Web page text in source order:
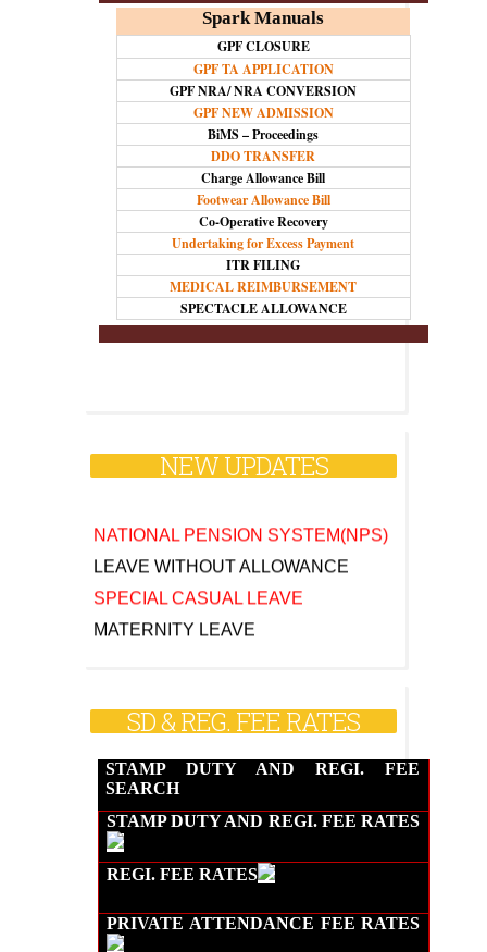
Spark Manuals
GPF CLOSURE
GPF TA APPLICATION
GPF NRA/ NRA CONVERSION
GPF NEW ADMISSION
BiMS – Proceedings
DDO TRANSFER
Charge Allowance Bill
Footwear Allowance Bill
Co-Operative Recovery
Undertaking for Excess Payment
ITR FILING
MEDICAL REIMBURSEMENT
SPECTACLE ALLOWANCE
NEW UPDATES
TDS/AIR
STAMP EXEMPTION ORDERS
PRISM
LEAVE WITHOUT ALLOWANCE
SPECIAL CASUAL LEAVE
MATERNITY LEAVE
PATERNITY LEAVE
FAMILY BENEFIT SCHEME (FBS)
GPAIS
LTC
HOUSE BUILDING ADVANCE (HBA)
SD & REG. FEE RATES
STAMP DUTY AND REGI. FEE
SEARCH
STAMP DUTY AND REGI. FEE RATES
REGI. FEE RATES
PRIVATE ATTENDANCE FEE RATES